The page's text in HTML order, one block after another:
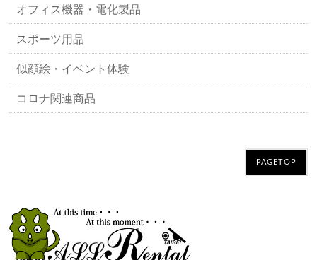
オフィス機器・電化製品
スポーツ用品
似顔絵・イベント体験
コロナ関連商品
PAGETOP